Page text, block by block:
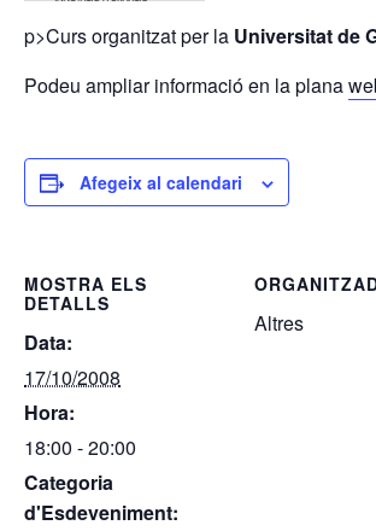
p>Curs organitzat per la Universitat de
Podeu ampliar informació en la plana
Afegeix al calendari
MOSTRA ELS
DETALLS
Data:
17/10/2008
Hora:
18:00 - 20:00
Categoria
d'Esdeveniment:
Altres